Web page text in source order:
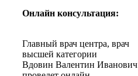
Онлайн консультация:
Главный врач центра, врач
высшей категории
Вдовин Валентин Иванович